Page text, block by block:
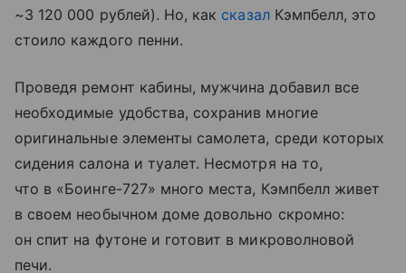
~3 120 000 рублей). Но, как сказалКэмпбелл, это
стоило каждого пенни.
Проведя ремонт кабины, мужчина добавил все
необходимые удобства, сохранив многие
оригинальные элементы самолета, среди которых
сидения салона и туалет. Несмотря на то,
что в «Боинге-727» много места, Кэмпбелл живет
в своем необычном доме довольно скромно:
он спит на футоне и готовит в микроволновой
печи.